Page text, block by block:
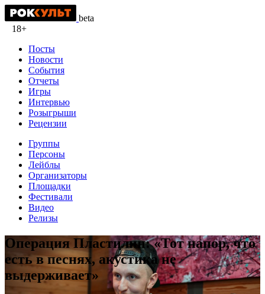
beta
18+
Посты
Новости
События
Отчеты
Игры
Интервью
Розыгрыши
Рецензии
Группы
Персоны
Лейблы
Организаторы
Площадки
Фестивали
Видео
Релизы
Операция Пластилин: «Тот напор, что
есть в песнях, акустика не
выдерживает»